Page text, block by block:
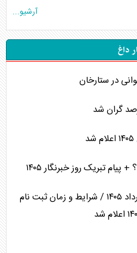
آرشیو...
داغ
جدیدترین پیش فروش سایپا مرداد ۱۴۰۵ / شرایط و زمان ثبت نام